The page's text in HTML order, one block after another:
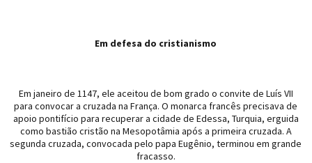
Em defesa do cristianismo
Em janeiro de 1147, ele aceitou de bom grado o convite de Luís VII
para convocar a cruzada na França. O monarca francês precisava de
apoio pontifício para recuperar a cidade de Edessa, Turquia, erguida
como bastião cristão na Mesopotâmia após a primeira cruzada. A
segunda cruzada, convocada pelo papa Eugênio, terminou em grande
fracasso.